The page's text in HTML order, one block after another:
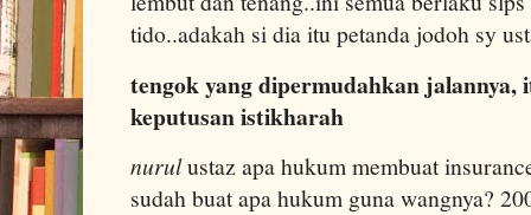
tido..adakah si dia itu petanda jodoh sy
tengok yang dipermudahkan
keputusan istikharah
nurulustaz apa hukum membuat
sudah buat apa hukum guna wangnya?